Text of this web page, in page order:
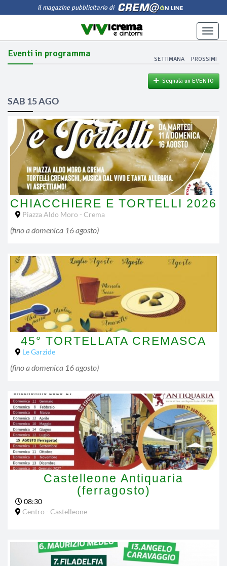
il magazine pubblicitario di
Toggle
Eventi in programma
SETTIMANA PROSSIMI
Segnala un EVENTO
SAB 15 AGO
CHIACCHIERE E TORTELLI 2026
Piazza Aldo Moro - Crema
(fino adomenica 16 agosto)
45° TORTELLATA CREMASCA
Le Garzide
(fino adomenica 16 agosto)
Castelleone Antiquaria
(ferragosto)
08:30
Centro - Castelleone